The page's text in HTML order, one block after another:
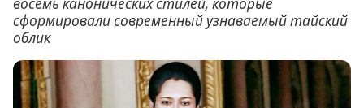
сформировали современный узнаваемый тайский
облик